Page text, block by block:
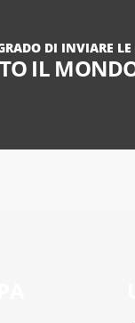
DI INVIARE LE
IL